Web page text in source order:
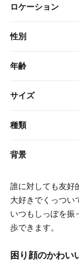
ロケーション
性別
年齢
サイズ
種類
背景
誰に対しても友好
大好きでくっつい
いつもしっぽを振
歩できます。
困り顔のかわい